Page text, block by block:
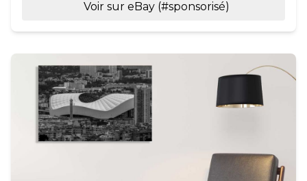
Voir sur eBay (#sponsorisé)